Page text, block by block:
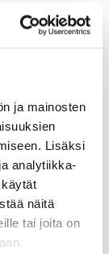
ja mainosten
Lisäksi
analytiikka-
näitä
tai joita on